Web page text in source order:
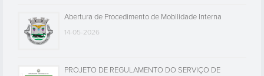
Abertura de Procedimento de Mobilidade Interna
14-05-2026
PROJETO DE REGULAMENTO DO SERVIÇO DE